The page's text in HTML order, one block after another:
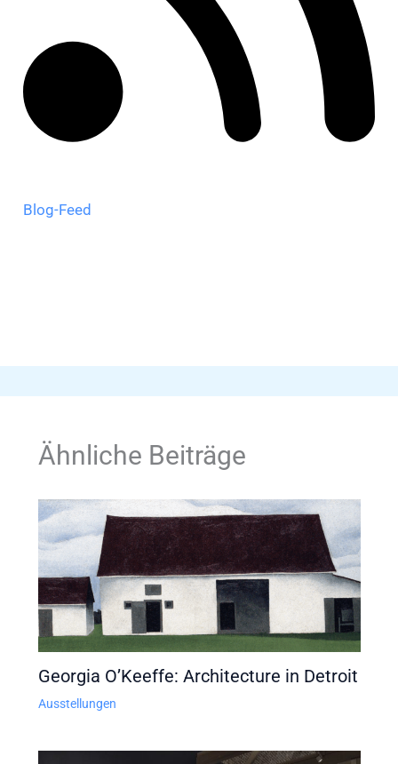
Blog-Feed
Ähnliche Beiträge
Georgia O’Keeffe: Architecture in Detroit
Ausstellungen